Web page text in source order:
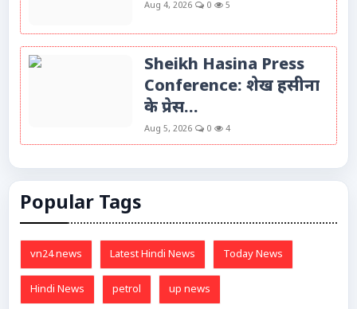
Aug 4, 2026 0 5
Sheikh Hasina Press
Conference: शेख हसीना
के प्रेस...
Aug 5, 2026 0 4
Popular Tags
vn24 news Latest Hindi News Today News
Hindi News petrol up news